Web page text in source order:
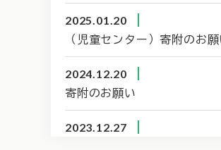
2025.01.20
（児童センター）寄附のお願
2024.12.20
寄附のお願い
2023.12.27